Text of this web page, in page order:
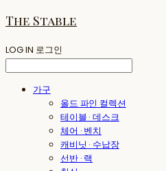
The Stable
LOG IN 로그인
가구
올드 파인 컬렉션
테이블 · 데스크
체어 · 벤치
캐비닛 · 수납장
선반 · 랙